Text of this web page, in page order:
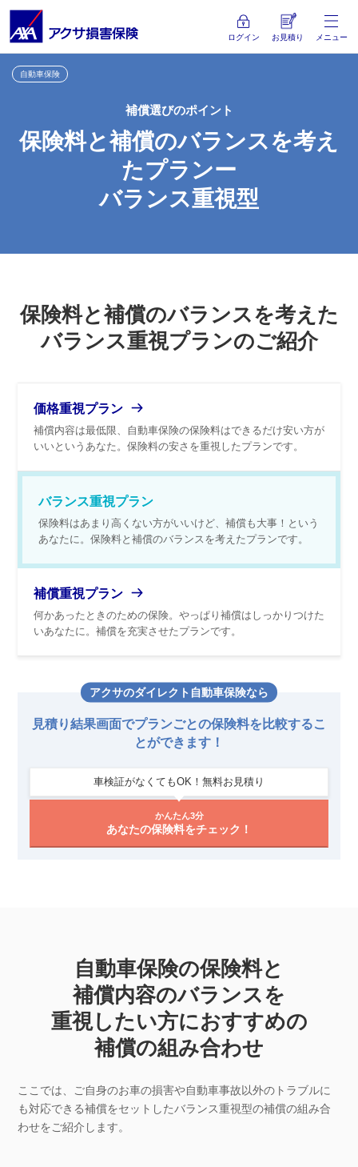
ログイン お見積り メニュー
自動車保険
補償選びのポイント
保険料と補償のバランスを考え
たプランー
バランス重視型
保険料と補償のバランスを考えた
バランス重視プランのご紹介
価格重視プラン
補償内容は最低限、自動車保険の保険料はできるだけ安い方が
いいというあなた。保険料の安さを重視したプランです。
バランス重視プラン
保険料はあまり高くない方がいいけど、補償も大事！という
あなたに。保険料と補償のバランスを考えたプランです。
補償重視プラン
何かあったときのための保険。やっぱり補償はしっかりつけた
いあなたに。補償を充実させたプランです。
アクサのダイレクト自動車保険なら
見積り結果画面でプランごとの保険料を比較するこ
とができます！
かんたん3分
あなたの保険料をチェック！
車検証がなくてもOK！無料お見積り
自動車保険の保険料と
補償内容のバランスを
重視したい方におすすめの
補償の組み合わせ
ここでは、ご自身のお車の損害や自動車事故以外のトラブルに
も対応できる補償をセットしたバランス重視型の補償の組み合
わせをご紹介します。